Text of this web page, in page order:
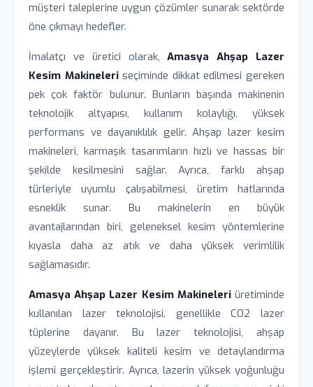
müşteri taleplerine uygun çözümler sunarak sektörde
öne çıkmayı hedefler.
İmalatçı ve üretici olarak,Amasya Ahşap Lazer
Kesim Makineleriseçiminde dikkat edilmesi gereken
pek çok faktör bulunur. Bunların başında makinenin
teknolojik altyapısı, kullanım kolaylığı, yüksek
performans ve dayanıklılık gelir. Ahşap lazer kesim
makineleri, karmaşık tasarımların hızlı ve hassas bir
şekilde kesilmesini sağlar. Ayrıca, farklı ahşap
türleriyle uyumlu çalışabilmesi, üretim hatlarında
esneklik sunar. Bu makinelerin en büyük
avantajlarından biri, geleneksel kesim yöntemlerine
kıyasla daha az atık ve daha yüksek verimlilik
sağlamasıdır.
Amasya Ahşap Lazer Kesim Makineleriüretiminde
kullanılan lazer teknolojisi, genellikle CO2 lazer
tüplerine dayanır. Bu lazer teknolojisi, ahşap
yüzeylerde yüksek kaliteli kesim ve detaylandırma
işlemi gerçekleştirir. Ayrıca, lazerin yüksek yoğunluğu